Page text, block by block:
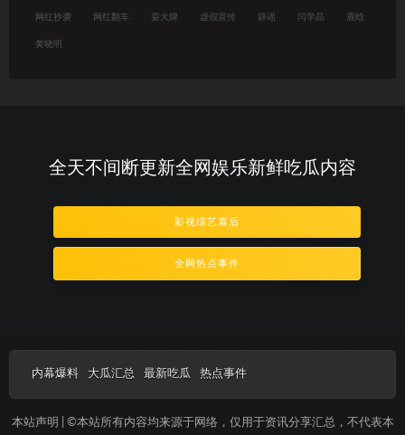
网红抄袭 网红翻车 耍大牌 虚假宣传 辟谣 闫学晶 鹿晗
黄晓明
全天不间断更新全网娱乐新鲜吃瓜内容
影视综艺幕后
全网热点事件
内幕爆料 大瓜汇总 最新吃瓜 热点事件
本站声明 | ©本站所有内容均来源于网络，仅用于资讯分享汇总，不代表本